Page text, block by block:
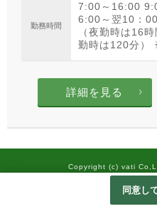
勤務時間
7:00～16:00
6:00～翌10：
（夜勤時は16
勤時は120分）
詳細を見る
Copyright (c) vati
同意し